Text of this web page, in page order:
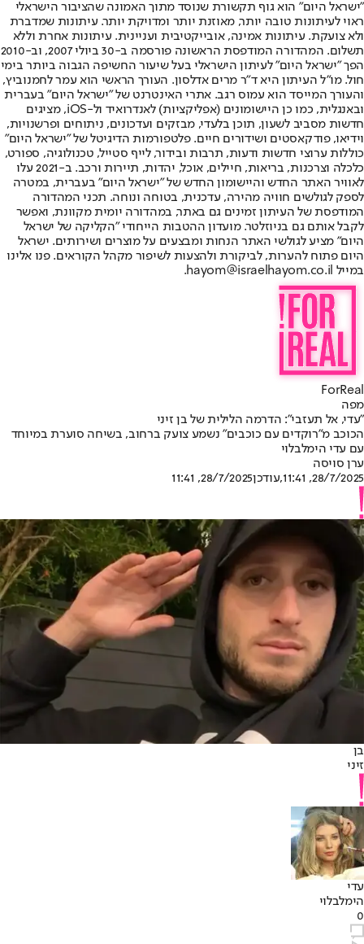
"ישראל היום" הוא גוף תקשורת שנוסד מתוך האמונה שהציבור הישראלי
ראוי לעיתונות טובה יותר, מאוזנת יותר ומדויקת יותר. עיתונות שמדברת
ולא צועקת. עיתונות אמינה, אובייקטיבית ועניינית. עיתונות אחרת וללא
תשלום. המהדורה המודפסת הראשונה פורסמה ב-30 ביולי 2007, וב-2010
הפך "ישראל היום" לעיתון הישראלי בעל שיעור החשיפה הגבוה ביותר בימי
חול. מו"ל העיתון היא ד"ר מרים אדלסון. העורך הראשי הוא עמר לחמנוביץ,
והעורך המייסד הוא עמוס רגב. אתרי האינטרנט של "ישראל היום" בעברית
ובאנגלית, כמו כן היישומונים (אפליקציות) לאנדרואיד ול-iOS, מציגים
חדשות מסביב לשעון, תוכן בלעדי, מבזקים ועדכונים, ניתוחים ופרשנויות,
וידיאו, פודקאסטים ושידורים חיים. פלטפורמות הדיגיטל של "ישראל היום"
כוללות ערוצי חדשות ודעות, תרבות ובידור, לייף סטייל, טכנולוגיה, ספורט,
כלכלה וצרכנות, בריאות, חיילים, אוכל, יהדות, תיירות ורכב. ב-2021 עלו
לאוויר האתר החדש והיישומון החדש של "ישראל היום" בעברית, במטרה
לספק לגולשים חוויה מהירה, עדכנית, בטוחה ונוחה. תכני המהדורה
המודפסת של העיתון זמינים גם באתר, במהדורה יומית מקוונת, ואפשר
לקבל אותם גם בניוזלטר. מועדון ההטבות הייחודי "הקליקה של ישראל
היום" מציע לגולשי האתר הנחות ומבצעים על מוצרים ושירותים. ישראל
היום פתוח להערות, לביקורת ולהצעות לשיפור מקהל הקוראים. פנו אלינו
במייל hayom@israelhayom.co.il.
ForReal
מפה
"עדי, אל תעזבי": הדרמה הלילית של בן זיני
הכוכב מ״רוקדים עם כוכבים״ נשמע צועק ברחוב, בשיחה סוערת במיוחד
עם עדי הימלבלוי
ערן סויסה
28/7/2025, 11:41
,עודכן28/7/2025, 11:41
בן
זיני
עדי
הימלבלוי
0